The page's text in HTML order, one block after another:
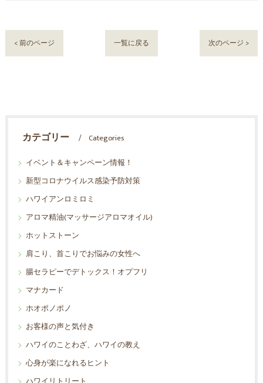
< 前のページ 一覧に戻る 次のページ >
カテゴリー
Categories
イベント＆キャンペーン情報！
新型コロナウイルス感染予防対策
ハワイアンロミロミ
アロマ精油(マッサージアロマオイル)
ホットストーン
肩こり、首こりでお悩みの女性へ
腸セラピーでデトックス！オプフリ
マナカード
ホオポノポノ
お客様の声と気付き
ハワイのことわざ、ハワイの教え
心身が楽になれるヒント